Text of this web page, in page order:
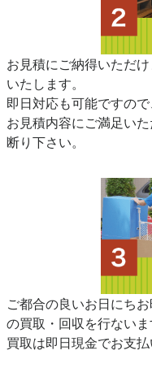
お見積にご納得いただ
いたします。
即日対応も可能ですの
お見積内容にご満足い
断り下さい。
ご都合の良いお日にち
の買取・回収を行ないま
買取は即日現金でお支払